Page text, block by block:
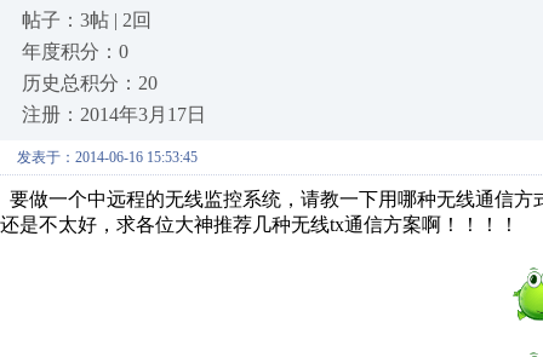
帖子：3帖 | 2回
年度积分：0
历史总积分：20
注册：2014年3月17日
发表于：2014-06-16 15:53:45
要做一个中远程的无线监控系统，请教一下用哪种无线通信
还是不太好，求各位大神推荐几种无线tx通信方案啊！！！！